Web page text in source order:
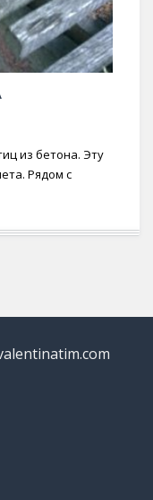
из бетона. Эту
Рядом с